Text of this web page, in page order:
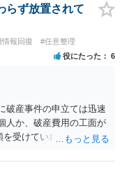
そのあたり、依頼してい
らず放置されて
情報回復 #任意整理
役にたった 6
破産事件の申立ては迅速
人か、破産費用の工面が
受けていれば責任が発
もし、新しく依頼をされ